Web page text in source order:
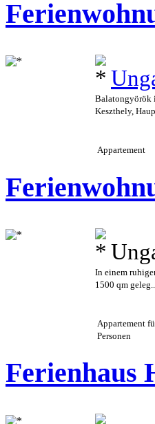
Balatongyörök
Keszthely,
Appartement
In einem
1500 qm geleg...
Appartement
Personen
Ferienhaus